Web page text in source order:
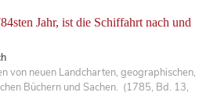
Jahr, ist die Schiffahrt nach und
von neuen Landcharten, geographischen,
Büchern und Sachen. (1785, Bd. 13,